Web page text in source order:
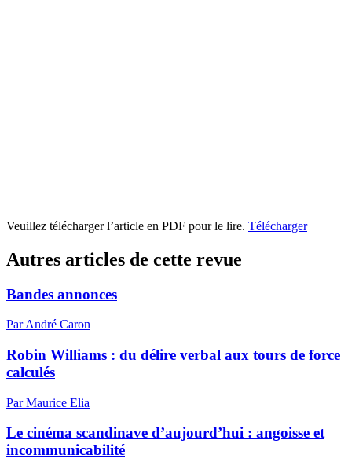
Veuillez télécharger l’article en PDF pour le lire. Télécharger
Autres articles de cette revue
Bandes annonces
Par André Caron
Robin Williams : du délire verbal aux tours de force
calculés
Par Maurice Elia
Le cinéma scandinave d’aujourd’hui : angoisse et
incommunicabilité